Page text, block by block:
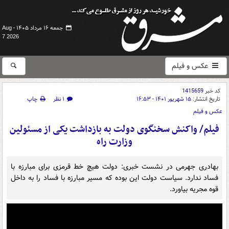
جمعه ۱۶ مرداد ۱۴۰۵ -
Aug
7 2026
عکس و فیلم
کد خبر1415659
تاریخ انتشار: ۱۵ شهریور ۱۴۰۱ - ۱۶:۵۳ ۱ نظر
چاپ
عکس و فیلم
فیلم/ واکنش سخنگوی دولت به بازداشت یکی از مسئولین
وزارت راه
بهادری جهرمی در نشست خبری: دولت هیچ خط قرمزی برای مبارزه با
فساد ندارد. سیاست دولت این بوده که مسیر مبارزه با فساد را به داخل
قوه مجریه بیاورد.